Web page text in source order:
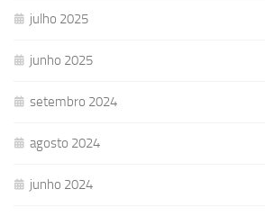
julho 2025
junho 2025
setembro 2024
agosto 2024
junho 2024